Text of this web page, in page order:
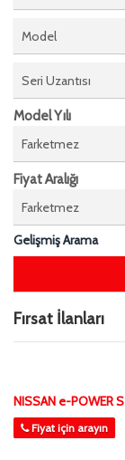
Model
Seri Uzantısı
Model Yılı
Farketmez
Fiyat Aralığı
Farketmez
Gelişmiş Arama
Fırsat İlanları
NISSAN e-POWER S
Fiyat için arayın